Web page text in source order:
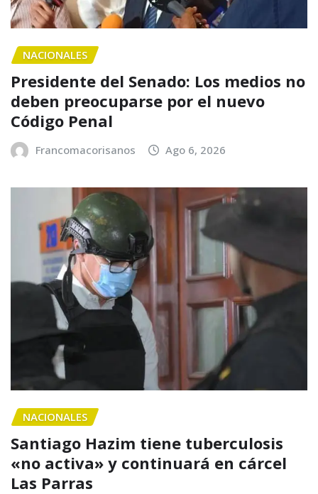
NACIONALES
Presidente del Senado: Los medios no
deben preocuparse por el nuevo
Código Penal
Francomacorisanos Ago 6, 2026
NACIONALES
Santiago Hazim tiene tuberculosis
«no activa» y continuará en cárcel
Las Parras